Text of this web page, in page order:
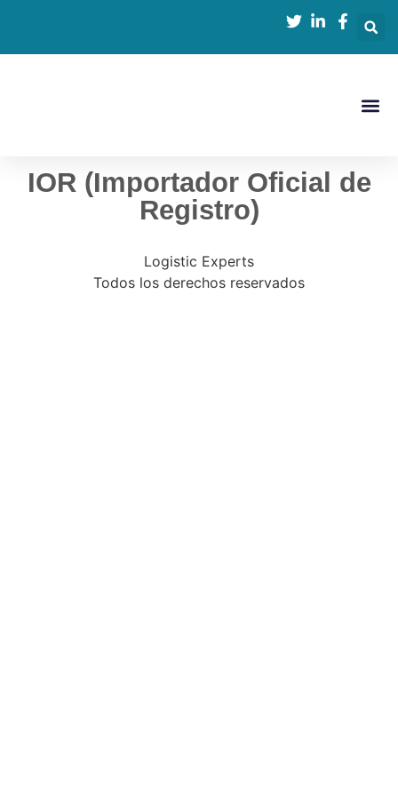
IOR (Importador Oficial de
Registro)
Logistic Experts
Todos los derechos reservados